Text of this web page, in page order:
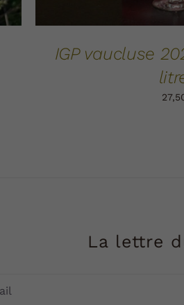
IGP vaucluse
La lettre